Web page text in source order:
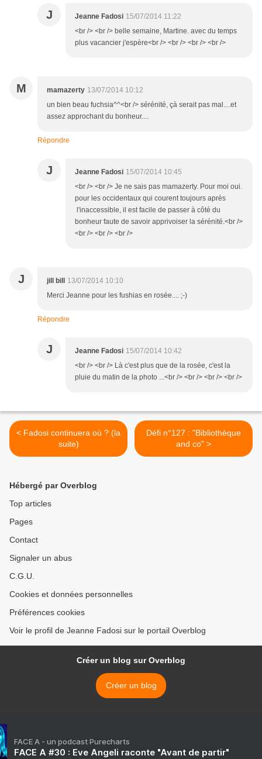
J Jeanne Fadosi 15/07/2014 11:22
<br /> <br /> belle semaine, Martine. avec du temps
plus vacancier j'espère<br /> <br /> <br /> <br />
M mamazerty 13/07/2014 10:12
un bien beau fuchsia^^<br /> sérénité, çà serait pas mal....et
assez approchant du bonheur....
Répondre
J Jeanne Fadosi 15/07/2014 10:45
<br /> <br /> Je ne sais pas mamazerty. Pour moi oui.
pour les occidentaux qui courent toujours après
l'inaccessible, il est facile de passer à côté du
bonheur faute de savoir apprivoiser la sérénité.<br />
<br /> <br /> <br />
J jill bill
13/07/2014 10:10
Merci Jeanne pour les fushias en rosée.... ;-)
Répondre
J Jeanne Fadosi 15/07/2014 10:42
<br /> <br /> Là c'est plus que de la rosée, c'est la
pluie du matin de la photo ...<br /> <br /> <br /> <br />
< Fadosi continuera où ? (la
suite)
Défi n°127 : "Bibliothèque
and co" >
Hébergé par Overblog
Top articles
Pages
Contact
Signaler un abus
C.G.U.
Cookies et données personnelles
Préférences cookies
Voir le profil de Jeanne Fadosi sur le portail Overblog
Créer un blog sur Overblog
Créer un blog
FACE A - un podcast Purecharts
FACE A #30 : Eve Angeli raconte "Avant de partir"